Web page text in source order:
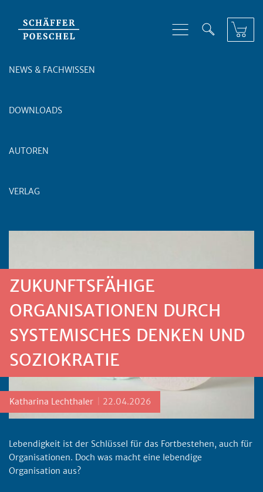
NEWS & FACHWISSEN
DOWNLOADS
AUTOREN
VERLAG
ZUKUNFTSFÄHIGE
ORGANISATIONEN DURCH
SYSTEMISCHES DENKEN UND
SOZIOKRATIE
Posted by
Katharina Lechthaler 22.04.2026
Lebendigkeit ist der Schlüssel für das Fortbestehen, auch für
Organisationen. Doch was macht eine lebendige
Organisation aus?